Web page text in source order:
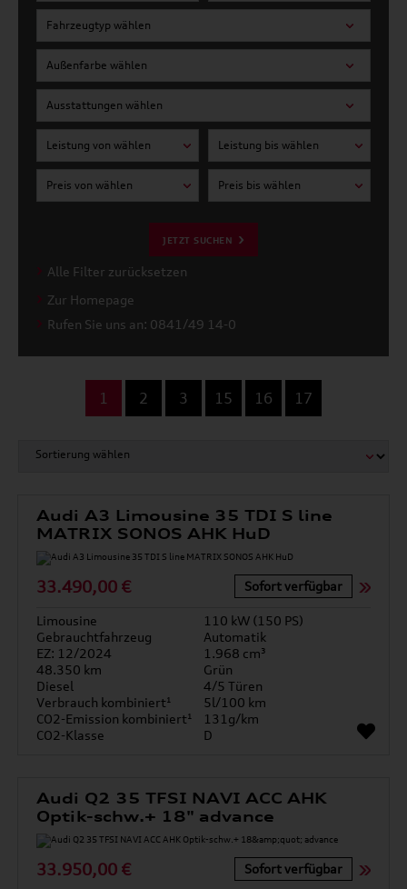
Fahrzeugtyp wählen
Außenfarbe wählen
Ausstattungen wählen
Leistung von wählen Leistung bis wählen
Preis von wählen Preis bis wählen
JETZT SUCHEN
Alle Filter zurücksetzen
Zur Homepage
Rufen Sie uns an: 0841/49 14-0
1 2 3 15 16 17
Audi A3 Limousine 35 TDI S line
MATRIX SONOS AHK HuD
33.490,00 € Sofort verfügbar
Limousine
110 kW (150 PS)
Gebrauchtfahrzeug
Automatik
EZ: 12/2024
1.968 cm³
48.350 km
Grün
Diesel
4/5 Türen
Verbrauch kombiniert¹
5l/100 km
CO2-Emission kombiniert¹
131g/km
CO2-Klasse
D
Audi Q2 35 TFSI NAVI ACC AHK
Optik-schw.+ 18" advance
33.950,00 € Sofort verfügbar